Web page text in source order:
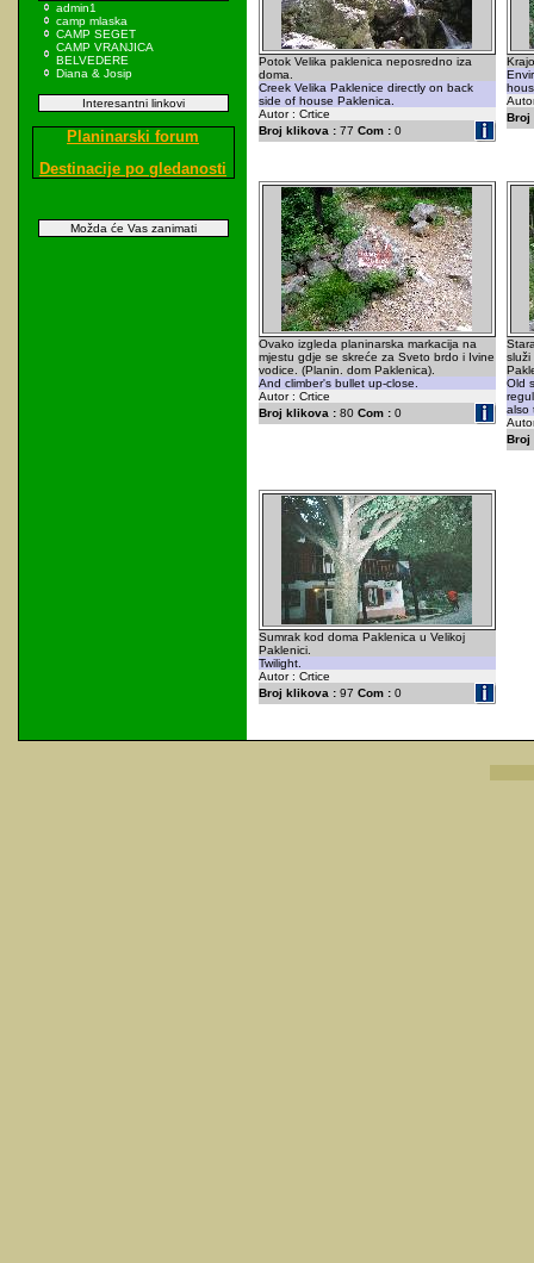
admin1
camp mlaska
CAMP SEGET
CAMP VRANJICA
BELVEDERE
Diana & Josip
Interesantni linkovi
Planinarski forum
Destinacije po gledanosti
Možda će Vas zanimati
Potok Velika paklenica neposredno iza
doma.
Creek Velika Paklenice directly on back
side of house Paklenica.
Autor : Crtice
Broj klikova :77 Com :0
Broj
Ovako izgleda planinarska markacija na
mjestu gdje se skreće za Sveto brdo i Ivine
vodice. (Planin. dom Paklenica).
And climber's bullet up-close.
Autor : Crtice
Broj klikova :80 Com :0
služi
Old
also
Broj
Sumrak kod doma Paklenica u Velikoj
Paklenici.
Twilight.
Autor : Crtice
Broj klikova :97 Com :0